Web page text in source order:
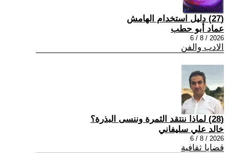
(27) دليل استخدام الهامش
عماد أبو حطب
2026 / 8 / 6
الادب والفن
(28) لماذا ننتقد الثمرة وننسى البذرة؟
خالد علي سليفاني
2026 / 8 / 6
قضايا ثقافية